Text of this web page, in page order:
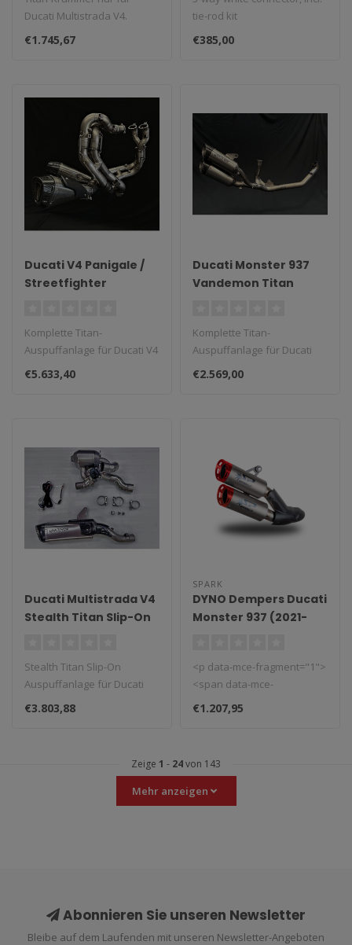
Ducati Multistrada V4.
€1.745,67
tie-rod kit
€385,00
Ducati V4 Panigale /
Streetfighter
Auspuffanlage 2023–
2024
Komplette Titan-
Auspuffanlage für Ducati V4
Panigale / Streetfighter
(2023–20..
€5.633,40
Ducati Monster 937
Vandemon Titan
Komplette Titan-
Auspuffanlage für Ducati
Monster 937.
€2.569,00
Ducati Multistrada V4
Stealth Titan Slip-On
Stealth Titan Slip-On
Auspuffanlage für Ducati
Multistrada V4...
€3.803,88
SPARK
DYNO Dempers Ducati
Monster 937 (2021-
<p data-mce-fragment="1">
<span data-mce-
fragment="1">Gemaakt in
Italië, Spark u..
€1.207,95
Zeige 1 - 24von 143
Mehr anzeigen
Abonnieren Sie unseren Newsletter
Bleibe auf dem Laufenden mit unseren Newsletter-Angeboten